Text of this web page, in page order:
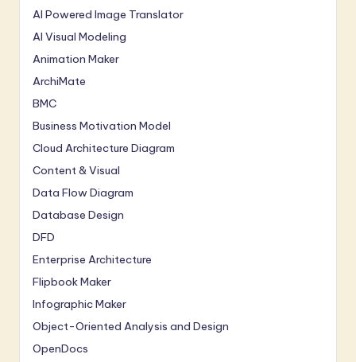
AI Powered Image Translator
AI Visual Modeling
Animation Maker
ArchiMate
BMC
Business Motivation Model
Cloud Architecture Diagram
Content & Visual
Data Flow Diagram
Database Design
DFD
Enterprise Architecture
Flipbook Maker
Infographic Maker
Object-Oriented Analysis and Design
OpenDocs